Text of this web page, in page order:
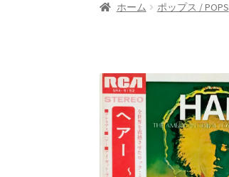
へ
プ
キ
ホーム ポップス / POPS